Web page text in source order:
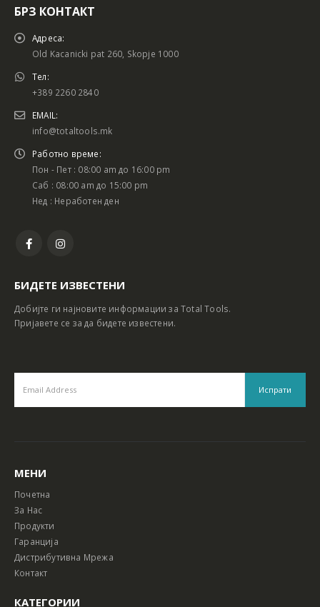
БРЗ КОНТАКТ
Адреса:
Old Kacanicki pat 260, Skopje 1000
Тел:
+389 2260 2840
EMAIL:
info@totaltools.mk
Работно време:
Пон - Пет : 08:00 am до 16:00 pm
Саб : 08:00 am до 15:00 pm
Нед : Неработен ден
БИДЕТЕ ИЗВЕСТЕНИ
Добијте ги најновите информации за Total Tools.
Пријавете се за да бидете известени.
МЕНИ
Почетна
За Нас
Продукти
Гаранција
Дистрибутивна Мрежа
Контакт
КАТЕГОРИИ